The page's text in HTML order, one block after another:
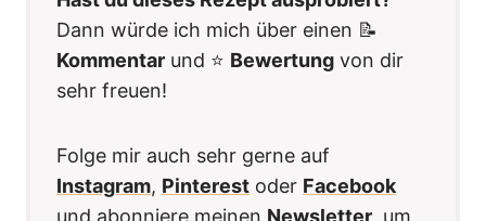
Dann würde ich mich über einen 📝
Kommentar und ⭐️ Bewertung von dir
sehr freuen!
Folge mir auch sehr gerne auf
Instagram, Pinterest oder Facebook